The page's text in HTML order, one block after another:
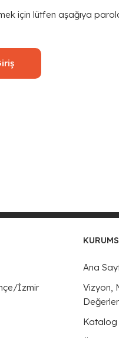
için lütfen aşağıya
İzmir
Ana
Vizyon,
Değerler
Katalog